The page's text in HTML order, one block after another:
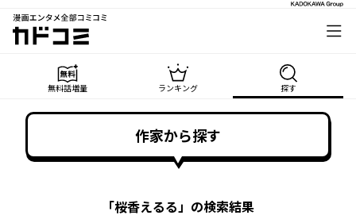
漫画エンタメ全部コミコミ
カドコミ
無料話増量 ランキング 探す
作家から探す
「桜香えるる」の検索結果